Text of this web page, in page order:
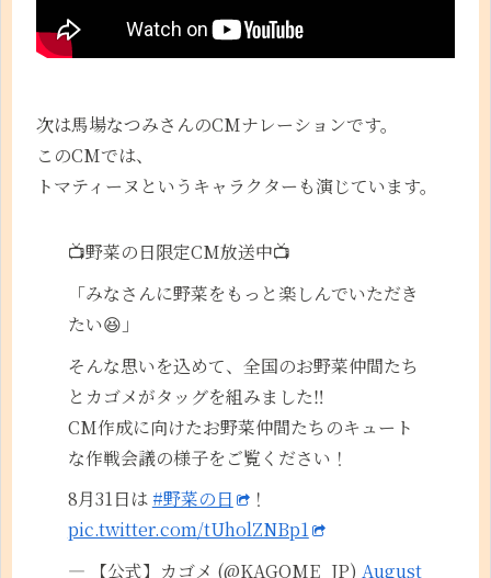
次は馬場なつみさんのCMナレーションです。
このCMでは、
トマティーヌというキャラクターも演じています。
📺野菜の日限定CM放送中📺
「みなさんに野菜をもっと楽しんでいただき
たい😆」
そんな思いを込めて、全国のお野菜仲間たち
とカゴメがタッグを組みました‼️
CM作成に向けたお野菜仲間たちのキュート
な作戦会議の様子をご覧ください！
8月31日は #野菜の日
！
pic.twitter.com/tUholZNBp1
— 【公式】カゴメ (@KAGOME_JP) August